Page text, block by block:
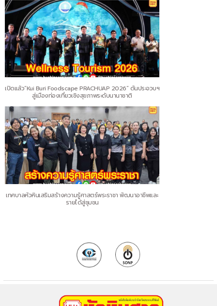
เปิดแล้ว“Kui Buri Foodscape PRACHUAP 2026” ดันประจวบฯ
สู่เมืองท่องเที่ยวเชิงสุขภาพระดับนานาชาติ
เทศบาลหัวหินเสริมสร้างความรู้ศาสตร์พระราชา พัฒนาอาชีพและ
รายได้สู่ชุมชน